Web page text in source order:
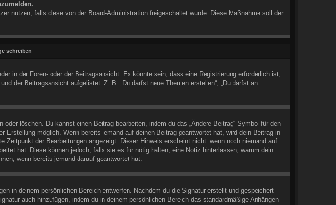
nutzen, falls diese von der Board-Administration freigeschaltet wurde. Diese Maßnahme soll den
schreiben
in der Foren- oder der Beitragsansicht. Es könnte sein, dass eine Registrierung erforderlich ist,
der Beitragsansicht aufgelistet. Z. B. „Du darfst neue Themen erstellen“, „Du darfst an
löschen. Du kannst einen Beitrag bearbeiten, indem du das „Ändere Beitrag“-Symbol für den
möglich. Wenn bereits jemand auf deinen Beitrag geantwortet hat, wird dein Beitrag in
der Bearbeitungen angezeigt. Dieser Hinweis erscheint nicht, wenn noch niemand auf
hat. Diese können jedoch, falls sie es für nötig halten, eine Notiz hinterlassen, warum dein
wenn bereits jemand darauf geantwortet hat.
in deinem persönlichen Bereich entwerfen. Nachdem du die Signatur erstellt und gespeichert
auch hinzufügen, indem du in deinem persönlichen Bereich das standardmäßige Anhängen